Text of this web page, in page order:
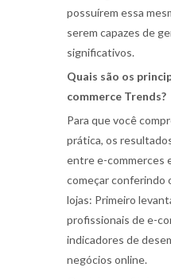
possuírem essa
serem capazes de
significativos.
Quais são os
commerce Trends?
Para que você
prática, os
entre e-commerces
começar conferindo
lojas: Primeiro
profissionais de e-
indicadores de
negócios online.